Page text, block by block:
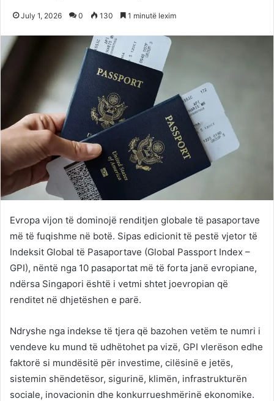
July 1, 2026 0 130 1 minutë lexim
Evropa vijon të dominojë renditjen globale të pasaportave
më të fuqishme në botë. Sipas edicionit të pestë vjetor të
Indeksit Global të Pasaportave (Global Passport Index –
GPI), nëntë nga 10 pasaportat më të forta janë evropiane,
ndërsa Singapori është i vetmi shtet joevropian që
renditet në dhjetëshen e parë.
Ndryshe nga indekse të tjera që bazohen vetëm te numri i
vendeve ku mund të udhëtohet pa vizë, GPI vlerëson edhe
faktorë si mundësitë për investime, cilësinë e jetës,
sistemin shëndetësor, sigurinë, klimën, infrastrukturën
sociale, inovacionin dhe konkurrueshmërinë ekonomike.